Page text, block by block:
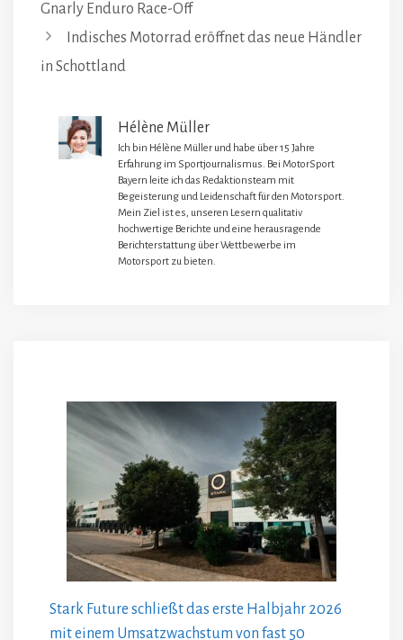
Gnarly Enduro Race-Off
Indisches Motorrad eröffnet das neue Händler
in Schottland
Hélène Müller
Ich bin Hélène Müller und habe über 15 Jahre
Erfahrung im Sportjournalismus. Bei MotorSport
Bayern leite ich das Redaktionsteam mit
Begeisterung und Leidenschaft für den Motorsport.
Mein Ziel ist es, unseren Lesern qualitativ
hochwertige Berichte und eine herausragende
Berichterstattung über Wettbewerbe im
Motorsport zu bieten.
Stark Future schließt das erste Halbjahr 2026
mit einem Umsatzwachstum von fast 50